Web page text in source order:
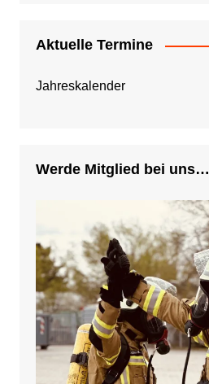
Aktuelle Termine
Jahreskalender
Werde Mitglied bei uns…